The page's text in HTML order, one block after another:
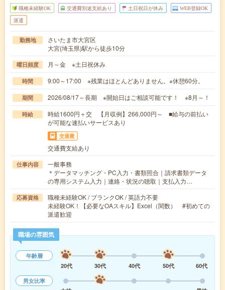
職種未経験OK 交通費別途支給あり 土日祝日が休み WEB登録OK
派遣
勤務地
さいたま市大宮区
大宮(埼玉県)駅から徒歩10分
曜日頻度 月～金 ※土日祝休み
時間 9:00～17:00 ※残業はほとんどありません。※休憩60分。
期間 2026/08/17～長期 ※開始日はご相談可能です！ ※8月～！
時給
時給1600円＋交 【月収例】266,000円～ ■給与の前払い
が可能な速払いサービスあり
交通費
交通費支給あり
仕事内容
一般事務
＊データマッチング・PC入力・書類照合｜請求書類データ
の専用システム入力｜連絡・状況の聴取｜支払入力…
応募資格
職種未経験OK / ブランクOK / 英語力不要
未経験OK！【必要なOAスキル】Excel（関数） #初めての
派遣歓迎
職場の雰囲気
年齢層
20代
30代 40代 50代
60代
男女比率